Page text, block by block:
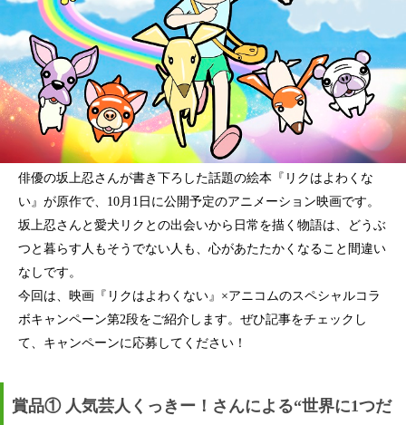
俳優の坂上忍さんが書き下ろした話題の絵本『リクはよわくな
い』が原作で、10月1日に公開予定のアニメーション映画です。
坂上忍さんと愛犬リクとの出会いから日常を描く物語は、どうぶ
つと暮らす人もそうでない人も、心があたたかくなること間違い
なしです。
今回は、映画『リクはよわくない』×アニコムのスペシャルコラ
ボキャンペーン第2段をご紹介します。ぜひ記事をチェックし
て、キャンペーンに応募してください！
賞品① 人気芸人くっきー！さんによる“世界に1つだ